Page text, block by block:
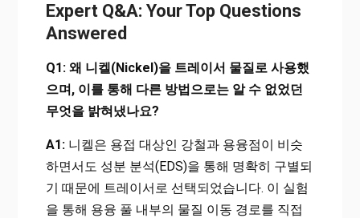
Expert Q&A: Your Top Questions
Answered
Q1: 왜 니켈(Nickel)을 트레이서 물질로 사용했
으며, 이를 통해 다른 방법으로는 알 수 없었던
무엇을 밝혀냈나요?
A1:니켈은 용접 대상인 강철과 용융점이 비슷
하면서도 성분 분석(EDS)을 통해 명확히 구별되
기 때문에 트레이서로 선택되었습니다. 이 실험
을 통해 용융 풀 내부의 물질 이동 경로를 직접